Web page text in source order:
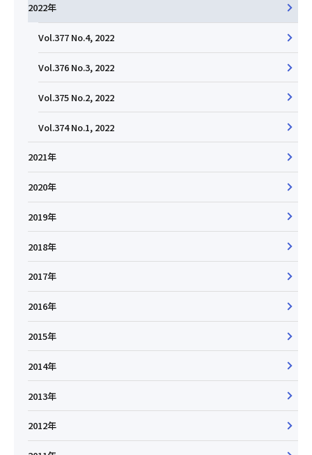
2022年
Vol.377 No.4, 2022
Vol.376 No.3, 2022
Vol.375 No.2, 2022
Vol.374 No.1, 2022
2021年
2020年
2019年
2018年
2017年
2016年
2015年
2014年
2013年
2012年